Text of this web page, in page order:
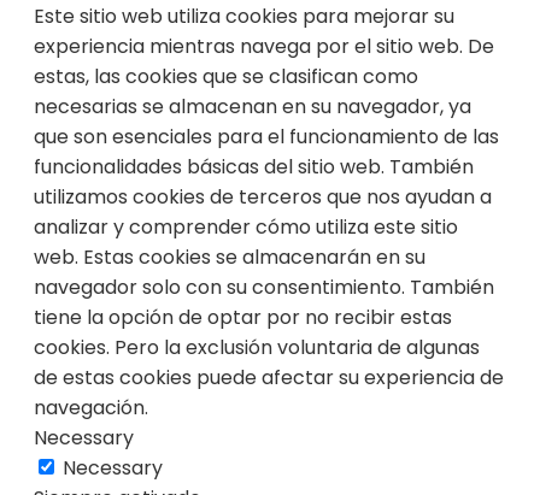
Este sitio web utiliza cookies para mejorar su
experiencia mientras navega por el sitio web. De
estas, las cookies que se clasifican como
necesarias se almacenan en su navegador, ya
que son esenciales para el funcionamiento de las
funcionalidades básicas del sitio web. También
utilizamos cookies de terceros que nos ayudan a
analizar y comprender cómo utiliza este sitio
web. Estas cookies se almacenarán en su
navegador solo con su consentimiento. También
tiene la opción de optar por no recibir estas
cookies. Pero la exclusión voluntaria de algunas
de estas cookies puede afectar su experiencia de
navegación.
Necessary
Necessary